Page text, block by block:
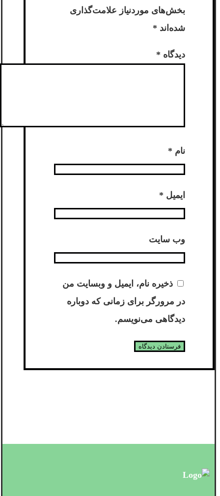
بخش‌های موردنیاز علامت‌گذاری
شده‌اند *
دیدگاه *
نام *
ایمیل *
وب‌ سایت
ذخیره نام، ایمیل و وبسایت من
در مرورگر برای زمانی که دوباره
دیدگاهی می‌نویسم.